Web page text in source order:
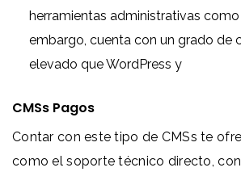
herramientas administrativas como
embargo, cuenta con un grado de
elevado que WordPress y
CMSs Pagos
Contar con este tipo de CMSs te
como el soporte técnico directo,